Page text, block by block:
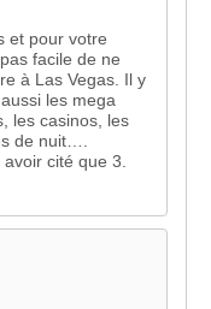
et pour votre
facile de ne
à Las Vegas. Il y
les mega
les casinos, les
de nuit….
cité que 3.